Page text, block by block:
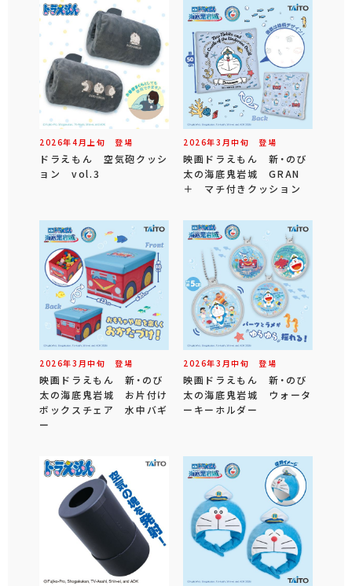
2026年4 月 上旬 登場
ドラえもん 空気砲クッシ
ョン vol.3
2026年3 月中旬 登場
映画ドラえもん 新・のび
太の海底鬼岩城 GRAN
＋ マチ付きクッション
2026年3 月中旬 登場
映画ドラえもん 新・のび
太の海底鬼岩城 お片付け
ボックスチェア 水中バギ
ー
2026年3 月中旬 登場
映画ドラえもん 新・のび
太の海底鬼岩城 ウォータ
ーキーホルダー